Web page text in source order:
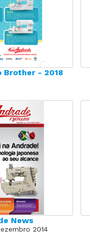
Brother - 2018
News
2014